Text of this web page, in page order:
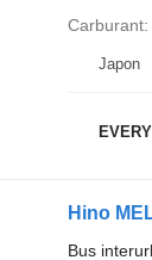
Carburant
Japon
Hino
Bus